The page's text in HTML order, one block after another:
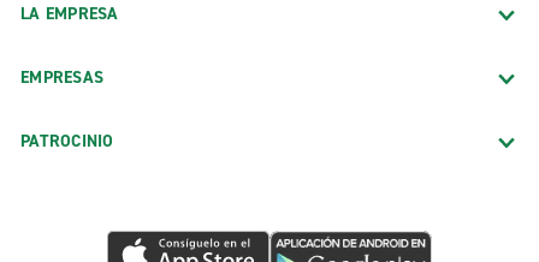
LA EMPRESA
EMPRESAS
PATROCINIO